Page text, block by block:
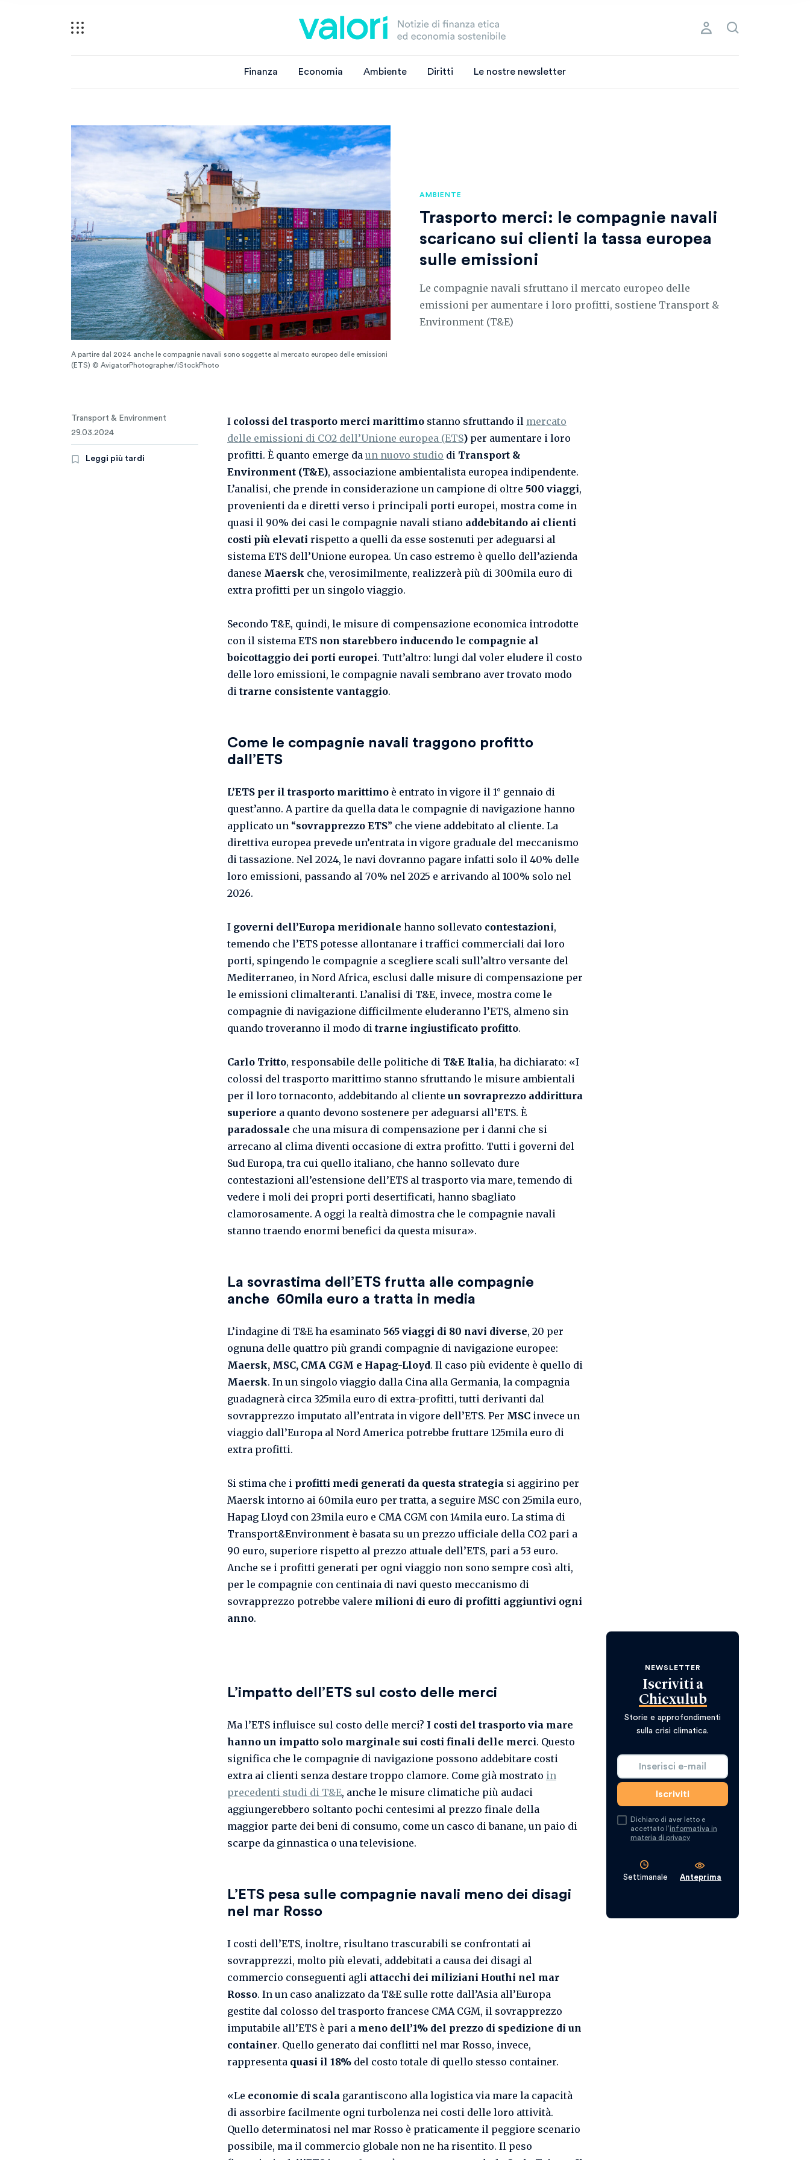
Finanza Economia Ambiente Diritti Le nostre newsletter
AMBIENTE
Trasporto merci: le compagnie navali
scaricano sui clienti la tassa europea
sulle emissioni
Le compagnie navali sfruttano il mercato europeo delle
emissioni per aumentare i loro profitti, sostiene Transport &
Environment (T&E)
A partire dal 2024 anche le compagnie navali sono soggette al mercato europeo delle emissioni
(ETS) © AvigatorPhotographer/iStockPhoto
Transport & Environment
29.03.2024
Leggi più tardi
I colossi del trasporto merci marittimo stanno sfruttando il mercato
delle emissioni di CO2 dell’Unione europea (ETS) per aumentare i loro
profitti. È quanto emerge da un nuovo studio di Transport &
Environment (T&E), associazione ambientalista europea indipendente.
L’analisi, che prende in considerazione un campione di oltre 500 viaggi,
provenienti da e diretti verso i principali porti europei, mostra come in
quasi il 90% dei casi le compagnie navali stiano addebitando ai clienti
costi più elevati rispetto a quelli da esse sostenuti per adeguarsi al
sistema ETS dell’Unione europea. Un caso estremo è quello dell’azienda
danese Maersk che, verosimilmente, realizzerà più di 300mila euro di
extra profitti per un singolo viaggio.
Secondo T&E, quindi, le misure di compensazione economica introdotte
con il sistema ETS non starebbero inducendo le compagnie al
boicottaggio dei porti europei. Tutt’altro: lungi dal voler eludere il costo
delle loro emissioni, le compagnie navali sembrano aver trovato modo
di trarne consistente vantaggio.
Come
le compagnie navali traggono profitto
dall’ETS
L’ETS per il trasporto marittimo è entrato in vigore il 1° gennaio di
quest’anno. A partire da quella data le compagnie di navigazione hanno
applicato un “sovrapprezzo ETS” che viene addebitato al cliente. La
direttiva europea prevede un’entrata in vigore graduale del meccanismo
di tassazione. Nel 2024, le navi dovranno pagare infatti solo il 40% delle
loro emissioni, passando al 70% nel 2025 e arrivando al 100% solo nel
2026.
I governi dell’Europa meridionale hanno sollevato contestazioni,
temendo che l’ETS potesse allontanare i traffici commerciali dai loro
porti, spingendo le compagnie a scegliere scali sull’altro versante del
Mediterraneo, in Nord Africa, esclusi dalle misure di compensazione per
le emissioni climalteranti. L’analisi di T&E, invece, mostra come le
compagnie di navigazione difficilmente eluderanno l’ETS, almeno sin
quando troveranno il modo di trarne ingiustificato profitto.
Carlo Tritto, responsabile delle politiche di T&E Italia, ha dichiarato: «I
colossi del trasporto marittimo stanno sfruttando le misure ambientali
per il loro tornaconto, addebitando al cliente un sovraprezzo addirittura
superiore a quanto devono sostenere per adeguarsi all’ETS. È
paradossale che una misura di compensazione per i danni che si
arrecano al clima diventi occasione di extra profitto. Tutti i governi del
Sud Europa, tra cui quello italiano, che hanno sollevato dure
contestazioni all’estensione dell’ETS al trasporto via mare, temendo di
vedere i moli dei propri porti desertificati, hanno sbagliato
clamorosamente. A oggi la realtà dimostra che le compagnie navali
stanno traendo enormi benefici da questa misura».
La sovrastima dell’ETS frutta alle compagnie
anche 60mila euro a tratta in media
L’indagine di T&E ha esaminato 565 viaggi di 80 navi diverse, 20 per
ognuna delle quattro più grandi compagnie di navigazione europee:
Maersk, MSC, CMA CGM e Hapag-Lloyd. Il caso più evidente è quello di
Maersk. In un singolo viaggio dalla Cina alla Germania, la compagnia
guadagnerà circa 325mila euro di extra-profitti, tutti derivanti dal
sovrapprezzo imputato all’entrata in vigore dell’ETS. Per MSC invece un
viaggio dall’Europa al Nord America potrebbe fruttare 125mila euro di
extra profitti.
Si stima che i profitti medi generati da questa strategia si aggirino per
Maersk intorno ai 60mila euro per tratta, a seguire MSC con 25mila euro,
Hapag Lloyd con 23mila euro e CMA CGM con 14mila euro. La stima di
Transport&Environment è basata su un prezzo ufficiale della CO2 pari a
90 euro, superiore rispetto al prezzo attuale dell’ETS, pari a 53 euro.
Anche se i profitti generati per ogni viaggio non sono sempre così alti,
per le compagnie con centinaia di navi questo meccanismo di
sovrapprezzo potrebbe valere milioni di euro di profitti aggiuntivi ogni
anno.
NEWSLETTER
Iscriviti a
Chicxulub
Storie e approfondimenti
sulla crisi climatica.
Dichiaro di aver letto e
accettato l’informativa in
materia di privacy
Settimanale Anteprima
L’impatto dell’ETS sul costo delle merci
Ma l’ETS influisce sul costo delle merci? I costi del trasporto via mare
hanno un impatto solo marginale sui costi finali delle merci. Questo
significa che le compagnie di navigazione possono addebitare costi
extra ai clienti senza destare troppo clamore. Come già mostrato in
precedenti studi di T&E, anche le misure climatiche più audaci
aggiungerebbero soltanto pochi centesimi al prezzo finale della
maggior parte dei beni di consumo, come un casco di banane, un paio di
scarpe da ginnastica o una televisione.
L’ETS pesa sulle compagnie navali meno dei disagi
nel mar Rosso
I costi dell’ETS, inoltre, risultano trascurabili se confrontati ai
sovrapprezzi, molto più elevati, addebitati a causa dei disagi al
commercio conseguenti agli attacchi dei miliziani Houthi nel mar
Rosso. In un caso analizzato da T&E sulle rotte dall’Asia all’Europa
gestite dal colosso del trasporto francese CMA CGM, il sovrapprezzo
imputabile all’ETS è pari a meno dell’1% del prezzo di spedizione di un
container. Quello generato dai conflitti nel mar Rosso, invece,
rappresenta quasi il 18% del costo totale di quello stesso container.
«Le economie di scala garantiscono alla logistica via mare la capacità
di assorbire facilmente ogni turbolenza nei costi delle loro attività.
Quello determinatosi nel mar Rosso è praticamente il peggiore scenario
possibile, ma il commercio globale non ne ha risentito. Il peso